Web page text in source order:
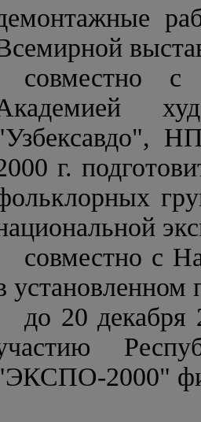
совместно
г.
совместно с
установленном
до 20 декабря
2000"